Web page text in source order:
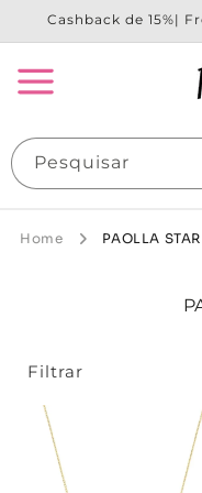
para o
conteúdo
Cashback de 15%|
Pesquisar
Home PAOLLA STAR
C
O
Filtrar